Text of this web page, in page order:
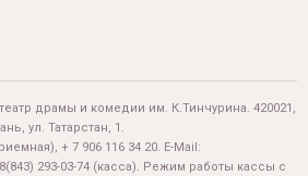
драмы и комедии им. К.Тинчурина. 420021,
ул. Татарстан, 1.
+ 7 906 116 34 20. E-Mail:
8(843) 293-03-74 (касса). Режим работы кассы с